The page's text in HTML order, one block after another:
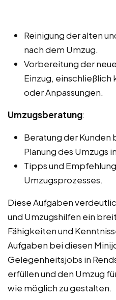
Reinigung der alten
nach dem Umzug.
Vorbereitung der
Einzug, einschließlich
oder Anpassungen.
Umzugsberatung:
Beratung der Kunden
Planung des Umzugs
Tipps und
Umzugsprozesses.
Diese Aufgaben
und Umzugshilfen ein
Fähigkeiten und
Aufgaben bei diesen
Gelegenheitsjobs in
erfüllen und den Umzug
wie möglich zu gestalten.